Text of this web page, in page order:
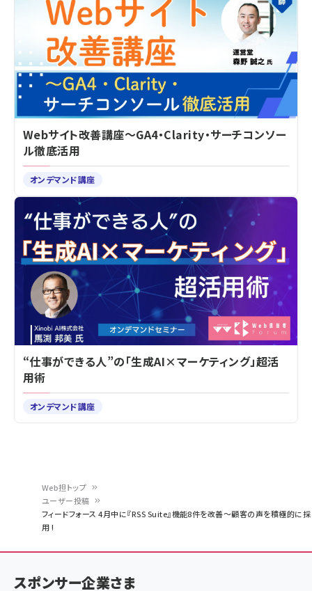
く
ず
Web担トップ
ユーザー投稿
フィードフォース 4月中に『RSS Suite』機能8件を改善～顧客の声を積極的に採
用 !
Webサイト改善講座～GA4・Clarity・サーチコンソー
ル徹底活用
オンデマンド講座
“仕事ができる人”の「生成AI×マーケティング」超活
用術
オンデマンド講座
スポンサー企業さま